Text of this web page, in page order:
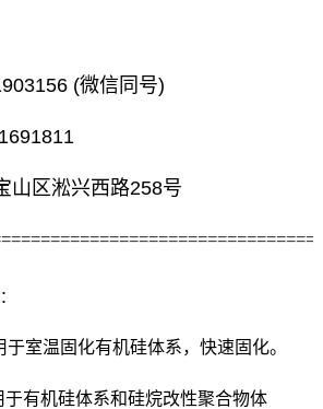
(微信同号)
山区淞兴西路258号
于室温固化有机硅体系，快速固化。
于有机硅体系和硅烷改性聚合物体